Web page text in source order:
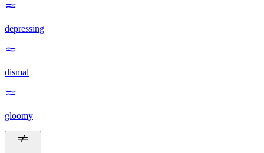
depressing
dismal
gloomy